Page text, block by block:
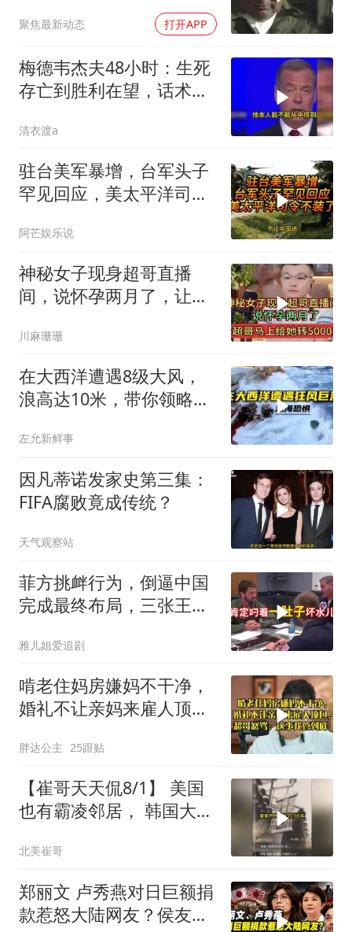
聚焦最新动态 打开APP
梅德韦杰夫48小时：生死
存亡到胜利在望，话术变
清衣渡a
驻台美军暴增，台军头子
罕见回应，美太平洋司令
阿芒娱乐说
神秘女子现身超哥直播
间，说怀孕两月了，让超
川麻珊珊
在大西洋遭遇8级大风，
浪高达10米，带你领略最
左允新鲜事
因凡蒂诺发家史第三集：
FIFA腐败竟成传统？
天气观察站
菲方挑衅行为，倒逼中国
完成最终布局，三张王牌
雅儿姐爱追剧
啃老住妈房嫌妈不干净，
婚礼不让亲妈来雇人顶
胖达公主 25跟贴
【崔哥天天侃8/1】 美国
也有霸凌邻居， 韩国大爷
北美崔哥
郑丽文 卢秀燕对日巨额捐
款惹怒大陆网友？侯友宜